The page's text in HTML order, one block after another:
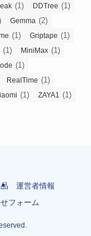
(1) DDTree (1)
Gemma (2)
(1) Griptape (1)
(1) MiniMax (1)
(1)
RealTime (1)
(1) ZAYA1 (1)
運営者情報
フォーム